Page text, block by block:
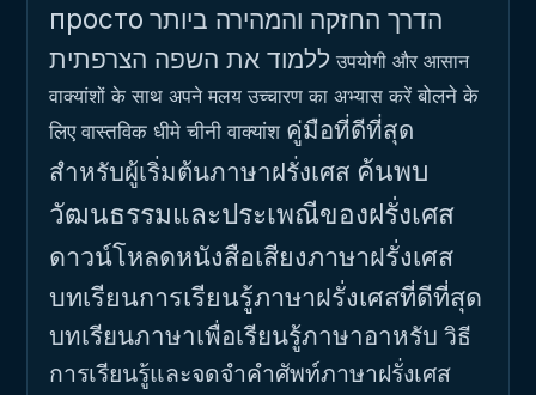
просто הדרך החזקה והמהירה ביותר
ללמוד את השפה הצרפתית उपयोगी और आसान
वाक्यांशों के साथ अपने मलय उच्चारण का अभ्यास करें बोलने के
लिए वास्तविक धीमे चीनी वाक्यांश คู่มือที่ดีที่สุด
สำหรับผู้เริ่มต้นภาษาฝรั่งเศส ค้นพบ
วัฒนธรรมและประเพณีของฝรั่งเศส
ดาวน์โหลดหนังสือเสียงภาษาฝรั่งเศส
บทเรียนการเรียนรู้ภาษาฝรั่งเศสที่ดีที่สุด
บทเรียนภาษาเพื่อเรียนรู้ภาษาอาหรับ วิธี
การเรียนรู้และจดจำคำศัพท์ภาษาฝรั่งเศส